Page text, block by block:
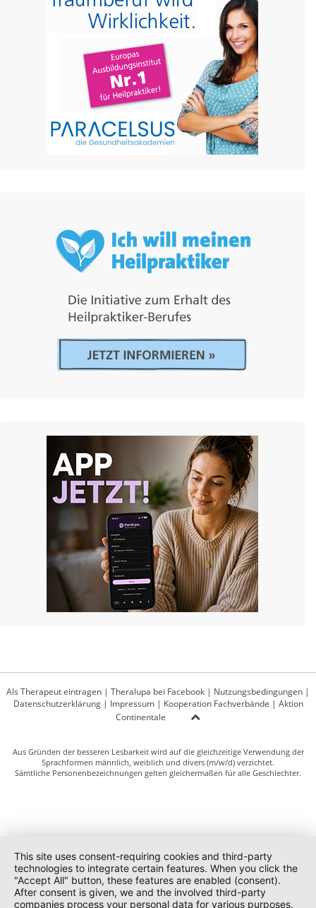
Als Therapeut eintragen | Theralupa bei Facebook | Nutzungsbedingungen |
Datenschutzerklärung| Impressum| Kooperation Fachverbände | Aktion
Continentale
Aus Gründen der besseren Lesbarkeit wird auf die gleichzeitige Verwendung der
Sprachformen männlich, weiblich und divers (m/w/d) verzichtet.
Sämtliche Personenbezeichnungen gelten gleichermaßen für alle Geschlechter.
This site uses consent-requiring cookies and third-party
technologies to integrate certain features. When you click the
"Accept All" button, these features are enabled (consent).
After consent is given, we and the involved third-party
companies process your personal data for various purposes.